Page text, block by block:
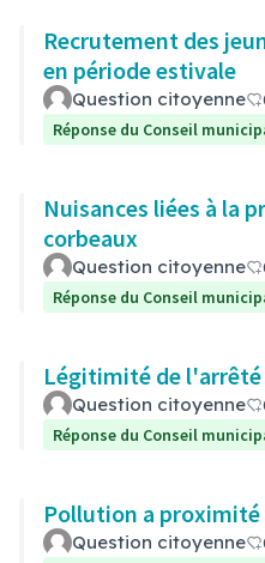
Recrutement des
en période estivale
Question citoyenne
Réponse du Conseil
Nuisances liées à la
corbeaux
Question citoyenne
Réponse du Conseil
Légitimité de
Question citoyenne
Réponse du Conseil
Pollution a proximité
Question citoyenne